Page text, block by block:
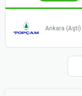
Ankara (Aşti)